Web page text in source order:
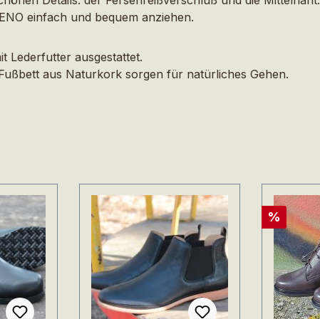
einfach und bequem anziehen.
Lederfutter ausgestattet.
aus Naturkork sorgen für natürliches Gehen.
Rabatt
%